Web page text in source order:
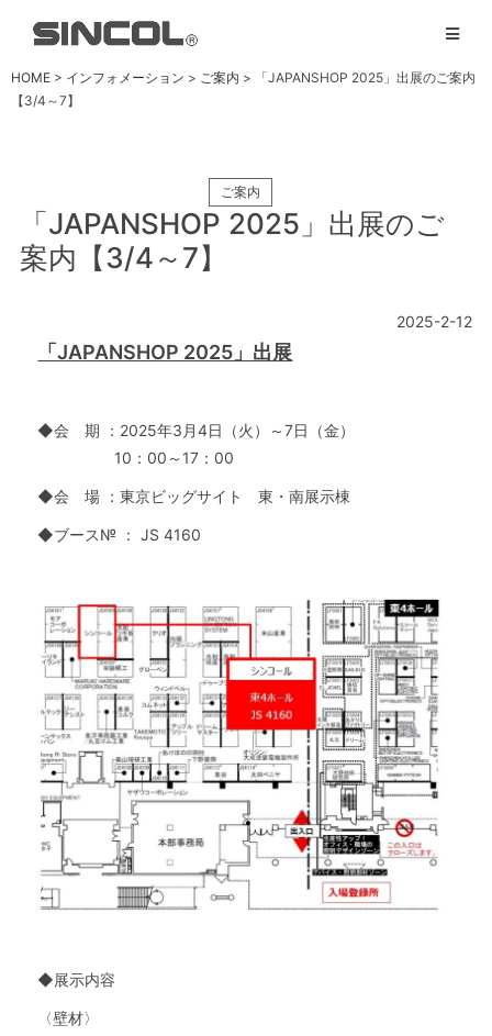
HOME > インフォメーション > ご案内 > 「JAPANSHOP 2025」出展のご案内
【3/4～7】
ご案内
「JAPANSHOP 2025」出展のご
案内【3/4～7】
2025-2-12
「JAPANSHOP 2025」出展
◆会 期 ：2025年3月4日（火）～7日（金）
10：00～17：00
◆会 場 ：東京ビッグサイト 東・南展示棟
◆ブース№ ： JS 4160
◆展示内容
〈壁材〉